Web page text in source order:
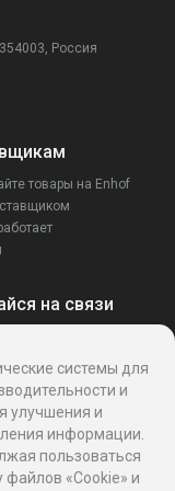
Россия
товары на Enhof
на связи
системы для
и
улучшения и
информации.
пользоваться
файлов «Cookie» и